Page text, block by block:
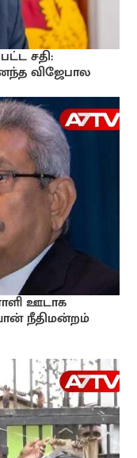
சதி:
விஜேபால
ஊடாக
நீதிமன்றம்